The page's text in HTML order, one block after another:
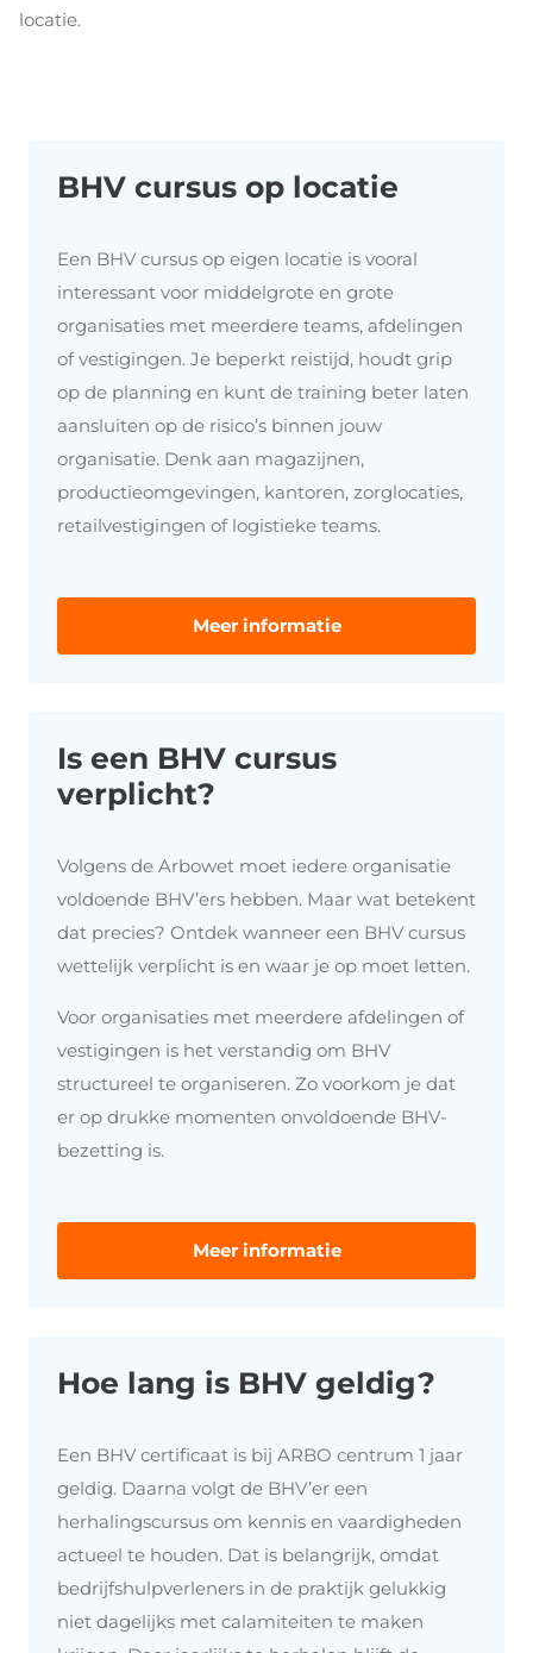
locatie.
BHV cursus op locatie
Een BHV cursus op eigen locatie is vooral
interessant voor middelgrote en grote
organisaties met meerdere teams, afdelingen
of vestigingen. Je beperkt reistijd, houdt grip
op de planning en kunt de training beter laten
aansluiten op de risico’s binnen jouw
organisatie. Denk aan magazijnen,
productieomgevingen, kantoren, zorglocaties,
retailvestigingen of logistieke teams.
Meer informatie
Is een BHV cursus
verplicht?
Volgens de Arbowet moet iedere organisatie
voldoende BHV’ers hebben. Maar wat betekent
dat precies? Ontdek wanneer een BHV cursus
wettelijk verplicht is en waar je op moet letten.
Voor organisaties met meerdere afdelingen of
vestigingen is het verstandig om BHV
structureel te organiseren. Zo voorkom je dat
er op drukke momenten onvoldoende BHV-
bezetting is.
Meer informatie
Hoe lang is BHV geldig?
Een BHV certificaat is bij ARBO centrum 1 jaar
geldig. Daarna volgt de BHV’er een
herhalingscursus om kennis en vaardigheden
actueel te houden. Dat is belangrijk, omdat
bedrijfshulpverleners in de praktijk gelukkig
niet dagelijks met calamiteiten te maken